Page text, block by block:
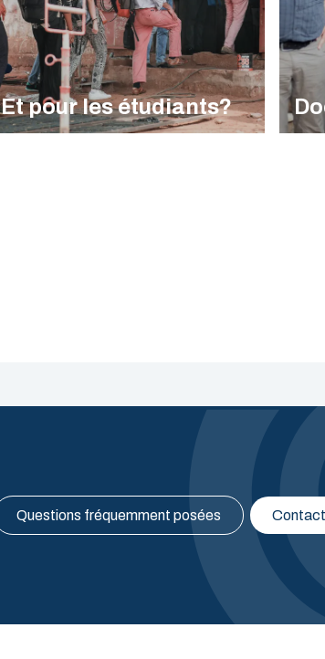
Et pour les étudiants?
Questions fréquemment posées